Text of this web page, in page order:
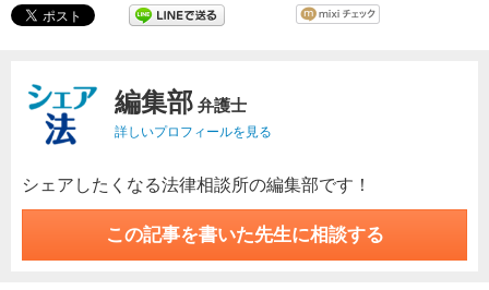
編集部 弁護士
詳しいプロフィールを見る
シェアしたくなる法律相談所の編集部です！
この記事を書いた先生に相談する